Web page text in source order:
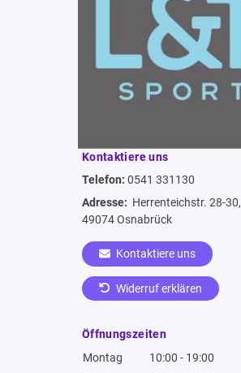
Kontaktiere uns
Telefon: 0541 331130
Adresse: Herrenteichstr. 28-30,
49074 Osnabrück
Kontaktiere uns
Widerruf erklären
Öffnungszeiten
Montag
10:00 - 19:00